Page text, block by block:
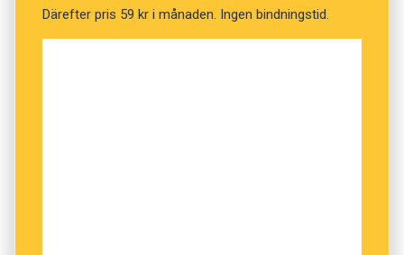
Därefter pris 59 kr i månaden. Ingen bindningstid.